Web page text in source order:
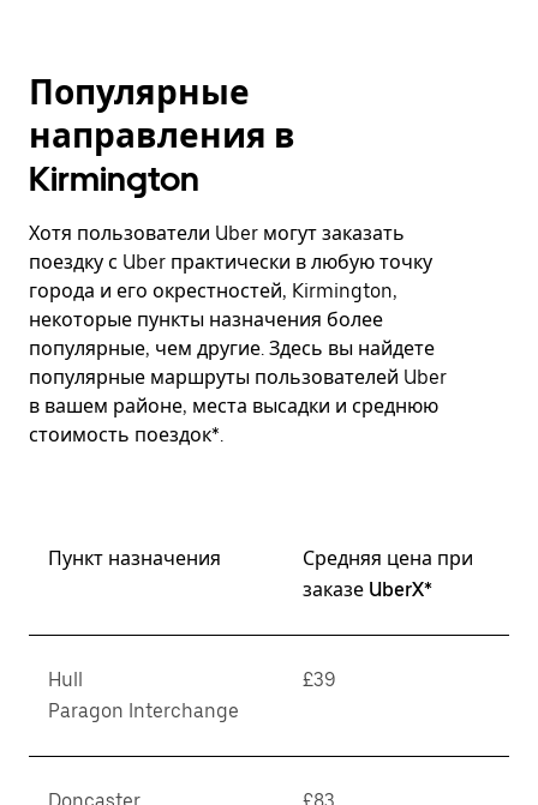
Популярные
направления в
Kirmington
Хотя пользователи Uber могут заказать
поездку с Uber практически в любую точку
города и его окрестностей, Kirmington,
некоторые пункты назначения более
популярные, чем другие. Здесь вы найдете
популярные маршруты пользователей Uber
в вашем районе, места высадки и среднюю
стоимость поездок*.
Пункт назначения
Средняя цена при
заказе UberX*
Hull
Paragon Interchange
£39